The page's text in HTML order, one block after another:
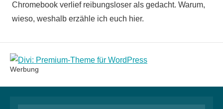
Chromebook verlief reibungsloser als gedacht. Warum,
wieso, weshalb erzähle ich euch hier.
Werbung